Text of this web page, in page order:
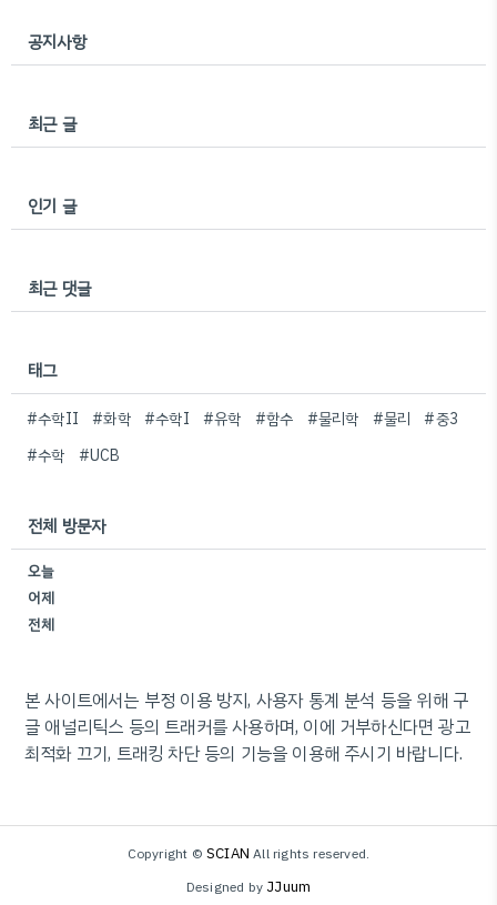
공지사항
최근 글
인기 글
최근 댓글
태그
#수학II #화학 #수학I #유학 #함수 #물리학 #물리
#중3
#수학
#UCB
전체 방문자
오늘
어제
전체
본 사이트에서는 부정 이용 방지, 사용자 통계 분석 등을 위해 구
글 애널리틱스 등의 트래커를 사용하며, 이에 거부하신다면 광고
최적화 끄기, 트래킹 차단 등의 기능을 이용해 주시기 바랍니다.
Copyright ©SCIAN All rights reserved.
Designed by JJuum